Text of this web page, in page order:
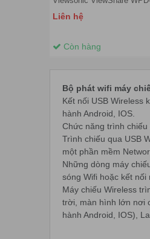
Liên hệ
Còn hàng
Bộ phát wifi máy
Kết nối USB Wireless
hành Android, IOS.
Chức năng trình chiếu
Trình chiếu qua USB
một phần mềm
Những dòng máy
sóng Wifi hoặc kết
Máy chiếu Wireless
trời, màn hình lớn nơi
hành Android, IOS),